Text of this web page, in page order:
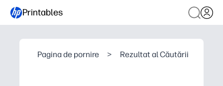
Printables
Pagina de pornire > Rezultat al Căutării